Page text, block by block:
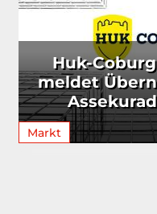
Huk-
meldet
Markt